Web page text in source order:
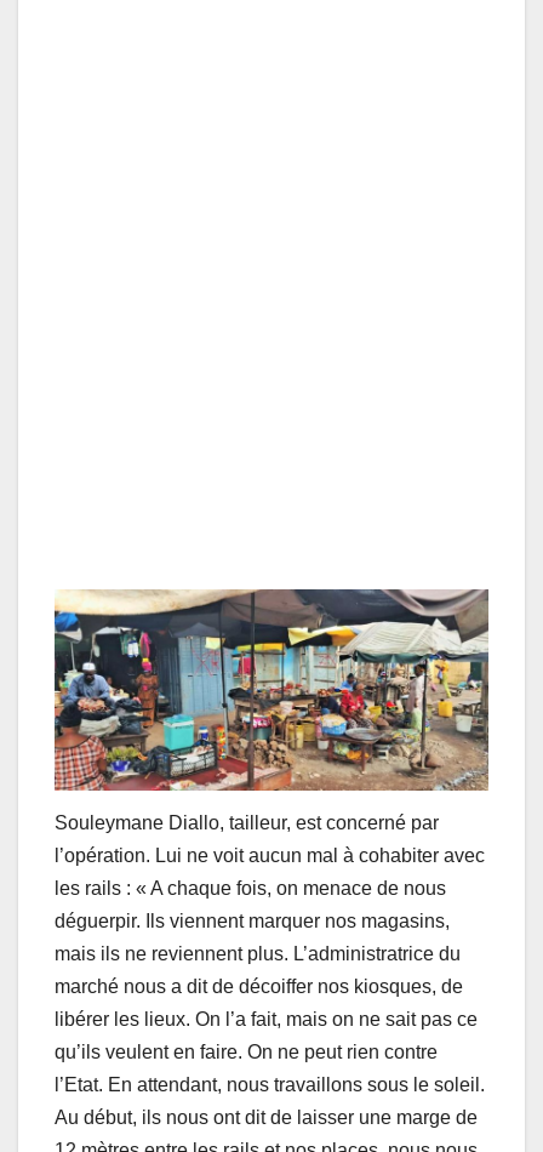
Souleymane Diallo, tailleur, est concerné par
l’opération. Lui ne voit aucun mal à cohabiter avec
les rails : « A chaque fois, on menace de nous
déguerpir. Ils viennent marquer nos magasins,
mais ils ne reviennent plus. L’administratrice du
marché nous a dit de décoiffer nos kiosques, de
libérer les lieux. On l’a fait, mais on ne sait pas ce
qu’ils veulent en faire. On ne peut rien contre
l’Etat. En attendant, nous travaillons sous le soleil.
Au début, ils nous ont dit de laisser une marge de